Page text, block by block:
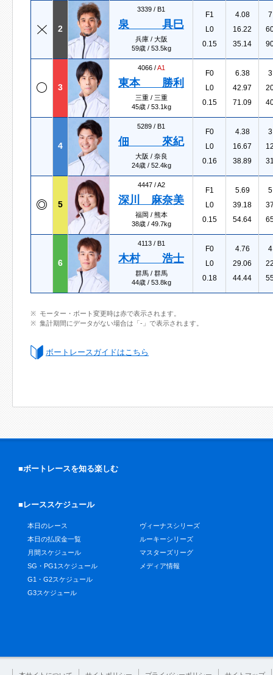
2
3339 / B1
泉 具巳
兵庫 / 大阪
59歳 / 53.5kg
F1
L0
0.15
4.08
16.22
35.14
3
4066 /A1
東本 勝利
三重 / 三重
45歳 / 53.1kg
F0
L0
0.15
6.38
42.97
71.09
4
5289 / B1
佃 來紀
大阪 / 奈良
24歳 / 52.4kg
F0
L0
0.16
4.38
16.67
38.89
5
4447 /A2
深川 麻奈美
福岡 / 熊本
38歳 / 49.7kg
F1
L0
0.15
5.69
39.18
54.64
6
4113 / B1
木村 浩士
群馬 / 群馬
44歳 / 53.8kg
F0
L0
0.18
4.76
29.06
44.44
モーター・ボート変更時は赤で表示されます。
集計期間にデータがない場合は「-」で表示されます。
ボートレースガイドはこちら
■ボートレースを知る楽しむ
■レーススケジュール
本日のレース
本日の払戻金一覧
月間スケジュール
SG・PG1スケジュール
G1・G2スケジュール
G3スケジュール
ヴィーナスシリーズ
ルーキーシリーズ
マスターズリーグ
メディア情報